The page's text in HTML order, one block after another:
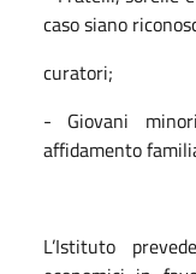
caso siano
curatori;
- Giovani
affidamento
L’Istituto